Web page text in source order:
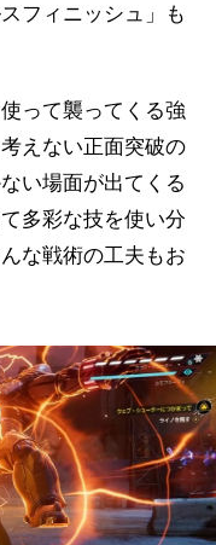
フィニッシュ」も
って襲ってくる強
えない正面突破の
い場面が出てくる
多彩な技を使い分
な戦術の工夫もお